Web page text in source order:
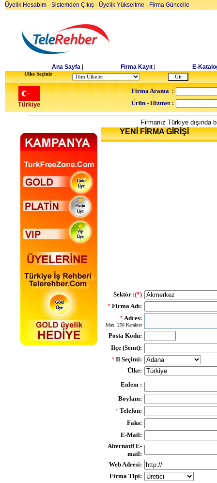
Üyelik Hesabım - Sistemden Çıkış - Üyelik Yükseltme - Firma Güncelle
Ana Sayfa Firma Kayıt E-
Ulke Seçiniz
Türkiye
Firma Arama :
Ürün - Hizmet :
Firmanız Türkiye
YENİ FİRMA GİRİŞİ
Sektör :(*)
* Firma Adı:
* Adres:
Max. 250 Karakter
Posta Kodu:
Ilçe (Semt):
* Il Seçimi:
Ülke:
Enlem :
Boylam:
* Telefon:
Faks:
E-Mail:
Alternatif E-
mail:
Web Adresi:
Firma Tipi: